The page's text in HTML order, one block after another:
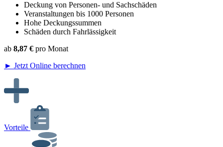
Deckung von Personen- und Sachschäden
Veranstaltungen bis 1000 Personen
Hohe Deckungssummen
Schäden durch Fahrlässigkeit
ab 8,87 € pro Monat
► Jetzt Online berechnen
Vorteile